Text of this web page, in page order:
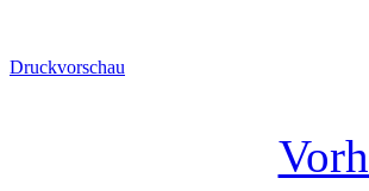
Druckvorschau